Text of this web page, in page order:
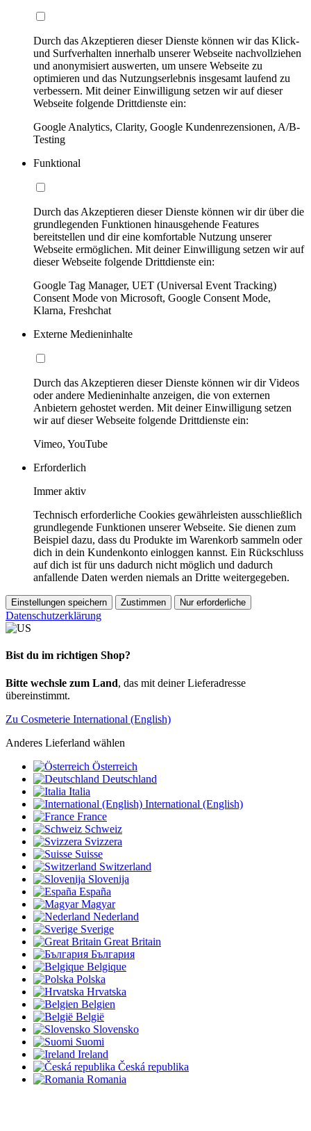
Durch das Akzeptieren dieser Dienste können wir das Klick-
und Surfverhalten innerhalb unserer Webseite nachvollziehen
und anonymisiert auswerten, um unsere Webseite zu
optimieren und das Nutzungserlebnis insgesamt laufend zu
verbessern. Mit deiner Einwilligung setzen wir auf dieser
Webseite folgende Drittdienste ein:
Google Analytics, Clarity, Google Kundenrezensionen, A/B-
Testing
Funktional
Durch das Akzeptieren dieser Dienste können wir dir über die
grundlegenden Funktionen hinausgehende Features
bereitstellen und dir eine komfortable Nutzung unserer
Webseite ermöglichen. Mit deiner Einwilligung setzen wir auf
dieser Webseite folgende Drittdienste ein:
Google Tag Manager, UET (Universal Event Tracking)
Consent Mode von Microsoft, Google Consent Mode,
Klarna, Freshchat
Externe Medieninhalte
Durch das Akzeptieren dieser Dienste können wir dir Videos
oder andere Medieninhalte anzeigen, die von externen
Anbietern gehostet werden. Mit deiner Einwilligung setzen
wir auf dieser Webseite folgende Drittdienste ein:
Vimeo, YouTube
Erforderlich
Immer aktiv
Technisch erforderliche Cookies gewährleisten ausschließlich
grundlegende Funktionen unserer Webseite. Sie dienen zum
Beispiel dazu, dass du Produkte im Warenkorb sammeln oder
dich in dein Kundenkonto einloggen kannst. Ein Rückschluss
auf dich ist für uns dadurch nicht möglich und dadurch
anfallende Daten werden niemals an Dritte weitergegeben.
Einstellungen speichern Zustimmen Nur erforderliche
Datenschutzerklärung
Bist du im richtigen Shop?
Bitte wechsle zum Land, das mit deiner Lieferadresse
übereinstimmt.
Zu Cosmeterie International (English)
Anderes Lieferland wählen
Österreich
Deutschland
Italia
International (English)
France
Schweiz
Svizzera
Suisse
Switzerland
Slovenija
España
Magyar
Nederland
Sverige
Great Britain
България
Belgique
Polska
Hrvatska
Belgien
België
Slovensko
Suomi
Ireland
Česká republika
Romania